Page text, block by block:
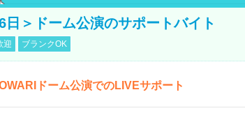
＞ドーム公演のサポートバイト
迎 ブランクOK
ドーム公演でのLIVEサポート